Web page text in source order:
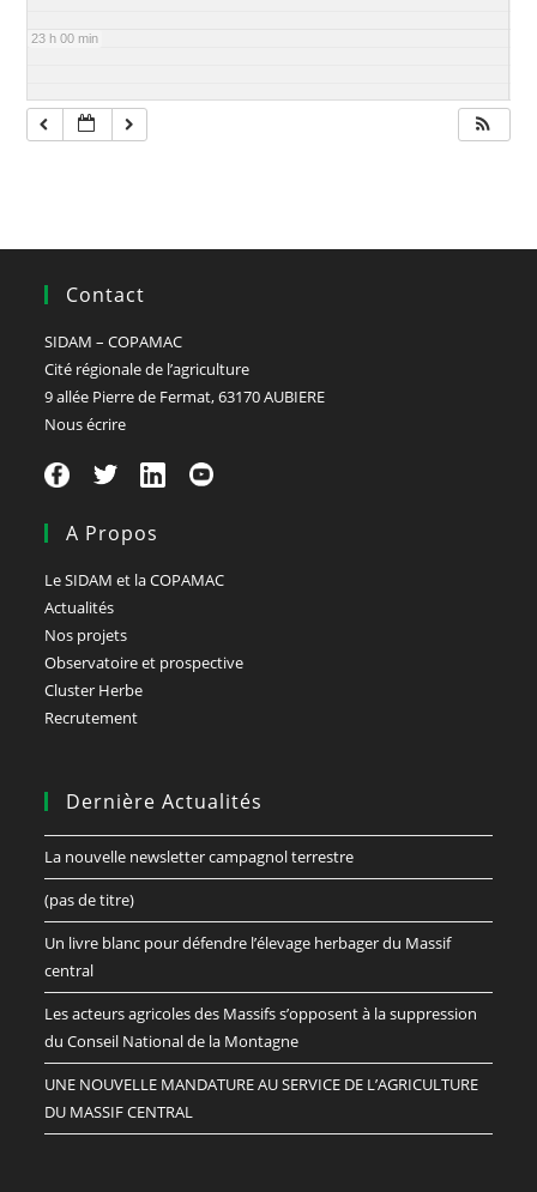
23 h 00 min
Contact
SIDAM – COPAMAC
Cité régionale de l’agriculture
9 allée Pierre de Fermat, 63170 AUBIERE
Nous écrire
A Propos
Le SIDAM et la COPAMAC
Actualités
Nos projets
Observatoire et prospective
Cluster Herbe
Recrutement
Dernière Actualités
La nouvelle newsletter campagnol terrestre
(pas de titre)
Un livre blanc pour défendre l’élevage herbager du Massif
central
Les acteurs agricoles des Massifs s’opposent à la suppression
du Conseil National de la Montagne
UNE NOUVELLE MANDATURE AU SERVICE DE L’AGRICULTURE
DU MASSIF CENTRAL